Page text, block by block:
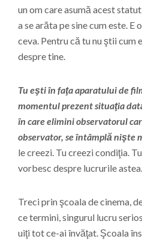
un om care asumă acest
a se arăta pe sine cum este. E
ceva. Pentru că tu nu ştii cum
despre tine.
Tu eşti în faţa aparatului de
momentul prezent situaţia
în care elimini observatorul
observator, se întâmplă nişte
le creezi. Tu creezi condiţia.
vorbesc despre lucrurile astea.
Treci prin şcoala de cinema,
ce termini, singurul lucru
uiţi tot ce-ai învăţat. Şcoala